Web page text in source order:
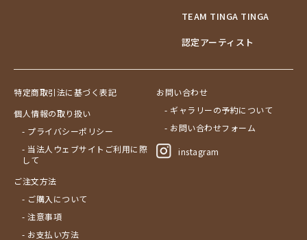
TEAM TINGA TINGA
認定アーティスト
特定商取引法に基づく表記
個人情報の取り扱い
- プライバシーポリシー
- 当法人ウェブサイトご利用に際
して
ご注文方法
- ご購入について
- 注意事項
- お支払い方法
お問い合わせ
- ギャラリーの予約について
- お問い合わせフォーム
instagram